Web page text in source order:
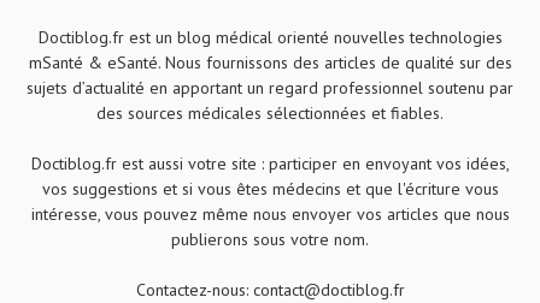
Doctiblog.fr est un blog médical orienté nouvelles technologies
mSanté & eSanté. Nous fournissons des articles de qualité sur des
sujets d’actualité en apportant un regard professionnel soutenu par
des sources médicales sélectionnées et fiables.
Doctiblog.fr est aussi votre site : participer en envoyant vos idées,
vos suggestions et si vous êtes médecins et que l'écriture vous
intéresse, vous pouvez même nous envoyer vos articles que nous
publierons sous votre nom.
Contactez-nous: contact@doctiblog.fr